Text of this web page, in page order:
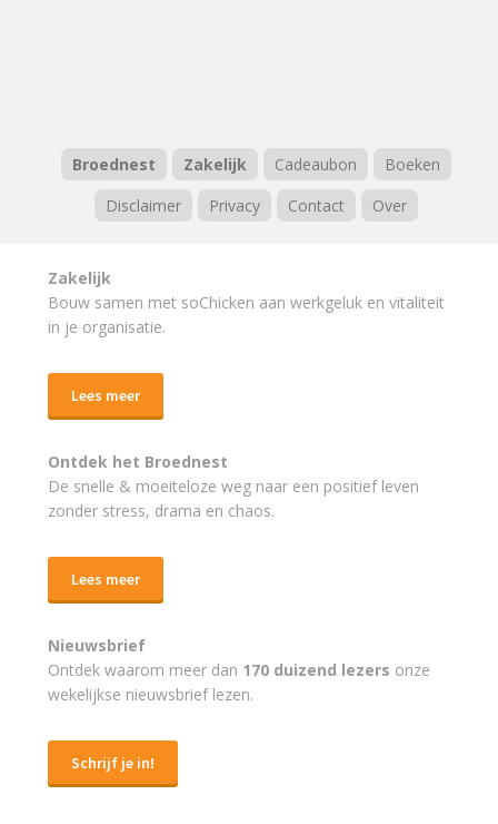
Broednest Zakelijk Cadeaubon
Boeken
Disclaimer
Privacy Contact Over
Zakelijk
Bouw samen met soChicken aan werkgeluk en vitaliteit
in je organisatie.
Lees meer
Ontdek het Broednest
De snelle & moeiteloze weg naar een positief leven
zonder stress, drama en chaos.
Lees meer
Nieuwsbrief
Ontdek waarom meer dan 170 duizend lezers onze
wekelijkse nieuwsbrief lezen.
Schrijf je in!